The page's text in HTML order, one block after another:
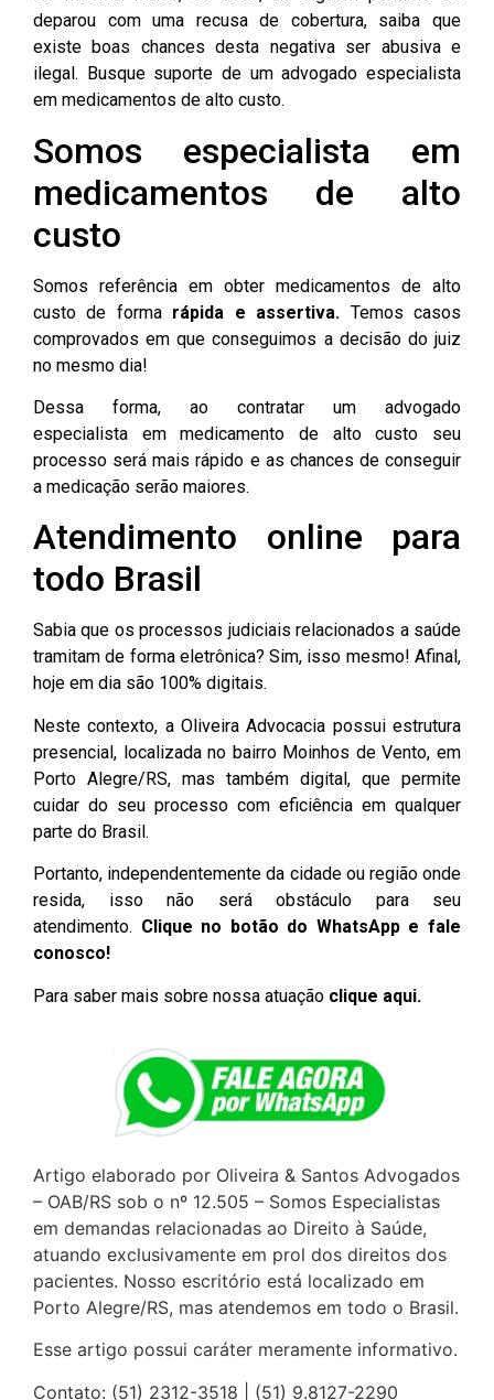
deparou com uma recusa de cobertura, saiba que
existe boas chances desta negativa ser abusiva e
ilegal. Busque suporte de um advogado especialista
em medicamentos de alto custo.
Somos especialista em
medicamentos de alto
custo
Somos referência em obter medicamentos de alto
custo de forma rápida e assertiva. Temos casos
comprovados em que conseguimos a decisão do juiz
no mesmo dia!
Dessa forma, ao contratar um
advogado
especialista em medicamento de alto custo seu
processo será mais rápido e as chances de conseguir
a medicação serão maiores.
Atendimento online para
todo Brasil
Sabia que os processos judiciais relacionados a saúde
tramitam de forma eletrônica? Sim, isso mesmo! Afinal,
hoje em dia são 100% digitais.
Neste contexto, a Oliveira Advocacia possui estrutura
presencial, localizada no bairro Moinhos de Vento, em
Porto Alegre/RS, mas também digital, que permite
cuidar do seu processo com eficiência em qualquer
parte do Brasil.
Portanto, independentemente da cidade ou região onde
resida, isso não será obstáculo para seu
atendimento. Clique no botão do WhatsApp e fale
conosco!
Para saber mais sobre nossa atuação clique aqui.
Artigo elaborado por Oliveira & Santos Advogados
– OAB/RS sob o nº 12.505 – Somos Especialistas
em demandas relacionadas ao Direito à Saúde,
atuando exclusivamente em prol dos direitos dos
pacientes. Nosso escritório está localizado em
Porto Alegre/RS, mas atendemos em todo o Brasil.
Esse artigo possui caráter meramente informativo.
Contato: (51) 2312-3518 | (51) 9.8127-2290